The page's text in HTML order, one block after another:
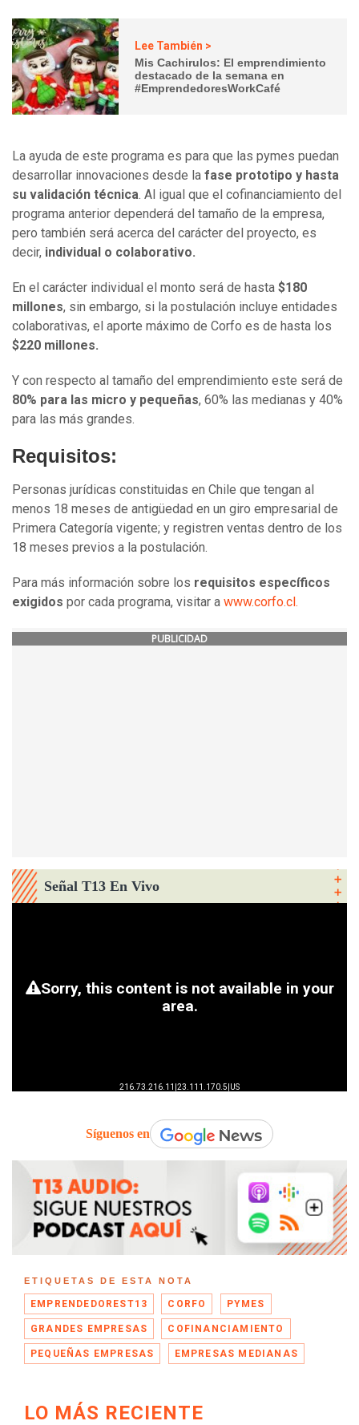
Lee También >
Mis Cachirulos: El emprendimiento
destacado de la semana en
#EmprendedoresWorkCafé
La ayuda de este programa es para que las pymes puedan
desarrollar innovaciones desde la fase prototipo y hasta
su validación técnica. Al igual que el cofinanciamiento del
programa anterior dependerá del tamaño de la empresa,
pero también será acerca del carácter del proyecto, es
decir, individual o colaborativo.
En el carácter individual el monto será de hasta $180
millones, sin embargo, si la postulación incluye entidades
colaborativas, el aporte máximo de Corfo es de hasta los
$220 millones.
Y con respecto al tamaño del emprendimiento este será de
80% para las micro y pequeñas, 60% las medianas y 40%
para las más grandes.
Requisitos:
Personas jurídicas constituidas en Chile que tengan al
menos 18 meses de antigüedad en un giro empresarial de
Primera Categoría vigente; y registren ventas dentro de los
18 meses previos a la postulación.
Para más información sobre los requisitos específicos
exigidos por cada programa, visitar a www.corfo.cl.
PUBLICIDAD
Señal T13 En Vivo
Síguenos en
ETIQUETAS DE ESTA NOTA
EMPRENDEDOREST13 CORFO PYMES
GRANDES EMPRESAS COFINANCIAMIENTO
PEQUEÑAS EMPRESAS EMPRESAS MEDIANAS
LO MÁS RECIENTE